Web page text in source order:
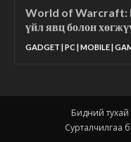
World of Warcraft:
үйл явц болон
GADGET | PC | MOBILE |
Бидний тухай
Сурталчилгаа